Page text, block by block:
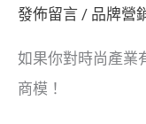
發佈留言 / 品牌營
如果你對時尚產業
商模！